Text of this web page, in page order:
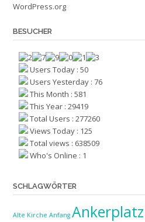
WordPress.org
BESUCHER
Users Today : 50
Users Yesterday : 76
This Month : 581
This Year : 29419
Total Users : 277260
Views Today : 125
Total views : 638509
Who's Online : 1
SCHLAGWÖRTER
Alte Kirche Anfang Ankerplatz